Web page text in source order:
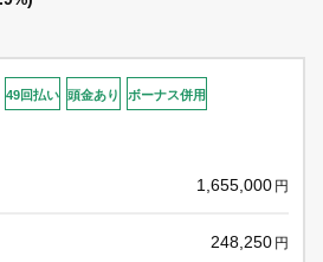
49回払い 頭金あり ボーナス併用
1,655,000 円
248,250 円